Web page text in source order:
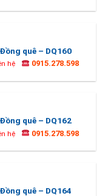
Đồng quê – DQ160
hệ 0915.278.598
Đồng quê – DQ162
hệ 0915.278.598
Đồng quê – DQ164